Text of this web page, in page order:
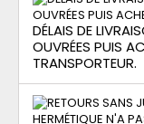
DÉLAIS DE
OUVRÉES PUIS
TRANSPORTEUR.